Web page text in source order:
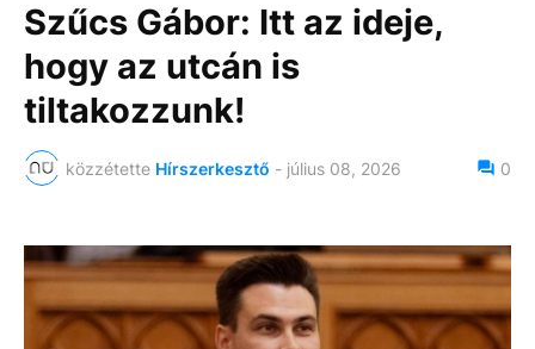
Szűcs Gábor: Itt az ideje,
hogy az utcán is
tiltakozzunk!
közzétette Hírszerkesztő - július 08, 2026 0